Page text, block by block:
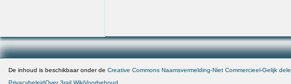
De inhoud is beschikbaar onder deCreative Commons Naamsvermelding-Niet Commercieel-Gelijk
PrivacybeleidOver 3rail WikiVoorbehoud